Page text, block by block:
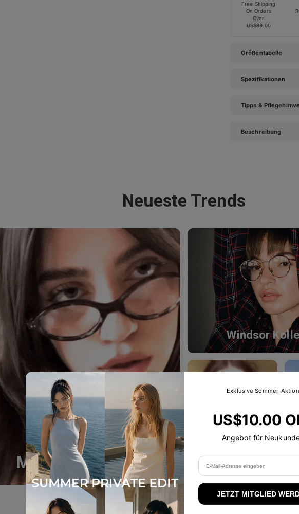
Free Shipping
On Orders
Over
US$89.00
Größentabelle
Spezifikationen
Tipps &
Beschreibung
Neueste Trends
Must-Have Olisa >
Windsor
Neu-in Talani
>
Exklusive Sommer-Aktion
US$10.00
Angebot für
JETZT MITGLIED